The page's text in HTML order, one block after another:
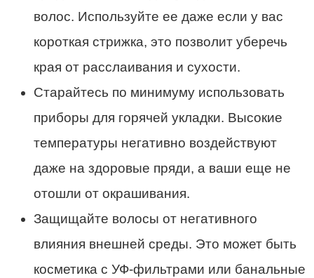
волос. Используйте ее даже если у вас
короткая стрижка, это позволит уберечь
края от расслаивания и сухости.
Старайтесь по минимуму использовать
приборы для горячей укладки. Высокие
температуры негативно воздействуют
даже на здоровые пряди, а ваши еще не
отошли от окрашивания.
Защищайте волосы от негативного
влияния внешней среды. Это может быть
косметика с УФ-фильтрами или банальные